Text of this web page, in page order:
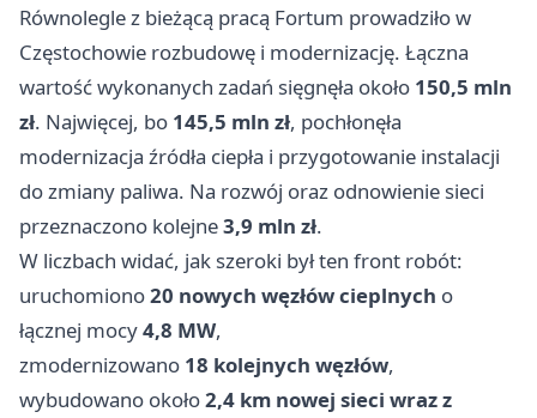
Równolegle z bieżącą pracą Fortum prowadziło w
Częstochowie rozbudowę i modernizację. Łączna
wartość wykonanych zadań sięgnęła około 150,5 mln
zł. Najwięcej, bo 145,5 mln zł, pochłonęła
modernizacja źródła ciepła i przygotowanie instalacji
do zmiany paliwa. Na rozwój oraz odnowienie sieci
przeznaczono kolejne3,9 mln zł.
W liczbach widać, jak szeroki był ten front robót:
uruchomiono20 nowych węzłów cieplnych o
łącznej mocy4,8 MW,
zmodernizowano 18 kolejnych węzłów,
wybudowano około2,4 km nowej sieci wraz z